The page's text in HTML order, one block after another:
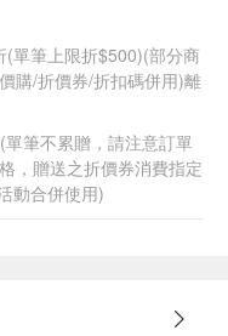
單筆上限折$500)(部分商
購/折價券/折扣碼併用)離
筆不累贈，請注意訂單
，贈送之折價券消費指定
動合併使用)